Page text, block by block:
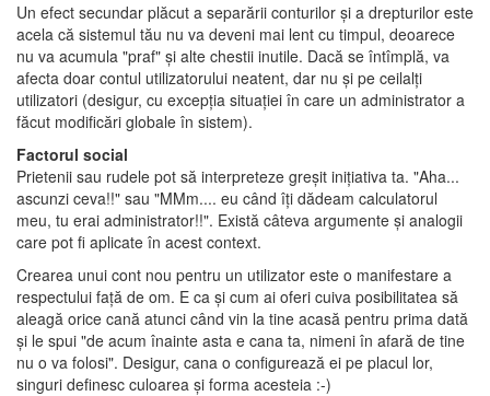
Un efect secundar plăcut a separării conturilor şi a drepturilor este
acela că sistemul tău nu va deveni mai lent cu timpul, deoarece
nu va acumula "praf" şi alte chestii inutile. Dacă se întîmplă, va
afecta doar contul utilizatorului neatent, dar nu şi pe ceilalţi
utilizatori (desigur, cu excepţia situaţiei în care un administrator a
făcut modificări globale în sistem).
Factorul social
Prietenii sau rudele pot să interpreteze greşit iniţiativa ta. "Aha...
ascunzi ceva!!" sau "MMm.... eu când îţi dădeam calculatorul
meu, tu erai administrator!!". Există câteva argumente şi analogii
care pot fi aplicate în acest context.
Crearea unui cont nou pentru un utilizator este o manifestare a
respectului faţă de om. E ca şi cum ai oferi cuiva posibilitatea să
aleagă orice cană atunci când vin la tine acasă pentru prima dată
şi le spui "de acum înainte asta e cana ta, nimeni în afară de tine
nu o va folosi". Desigur, cana o configurează ei pe placul lor,
singuri definesc culoarea şi forma acesteia :-)